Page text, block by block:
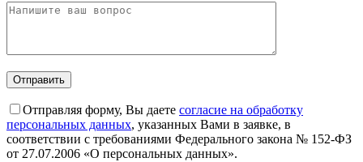
Отправляя форму, Вы даете согласие на обработку
персональных данных, указанных Вами в заявке, в
соответствии с требованиями Федерального закона № 152-ФЗ
от 27.07.2006 «О персональных данных».